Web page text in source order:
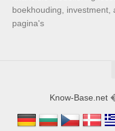
boekhouding, investment,
pagina's
Know-Base.net